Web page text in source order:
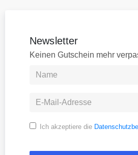
Newsletter
Keinen Gutschein mehr
Ich akzeptiere die